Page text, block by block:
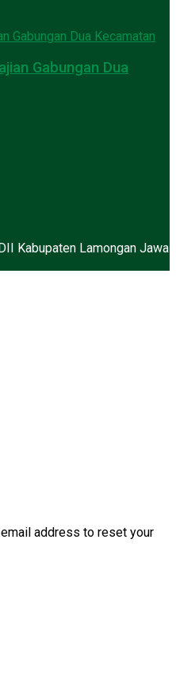
Gabungan Dua
Kabupaten Lamongan Jawa
address to reset your